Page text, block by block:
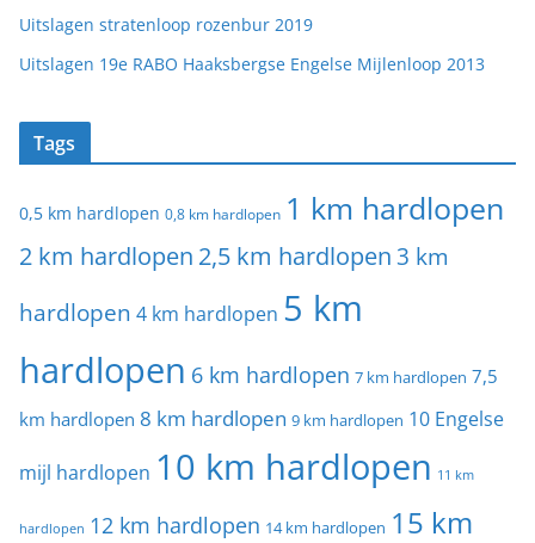
Uitslagen stratenloop rozenbur 2019
Uitslagen 19e RABO Haaksbergse Engelse Mijlenloop 2013
Tags
0,5 km hardlopen 0,8 km hardlopen 1 km hardlopen
2 km hardlopen 2,5 km hardlopen 3 km
hardlopen 4 km hardlopen 5 km
hardlopen 6 km hardlopen 7 km hardlopen 7,5
km hardlopen 8 km hardlopen 9 km hardlopen 10 Engelse
mijl hardlopen 10 km hardlopen 11 km
hardlopen 12 km hardlopen 14 km hardlopen 15 km